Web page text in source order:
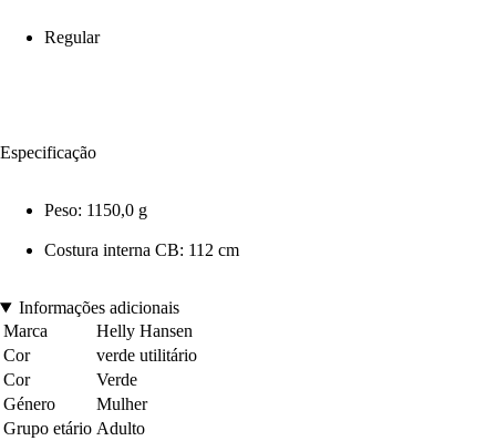
Regular
Especificação
Peso: 1150,0 g
Costura interna CB: 112 cm
Informações adicionais
Marca
Helly Hansen
Cor
verde utilitário
Cor
Verde
Género
Mulher
Grupo etário Adulto